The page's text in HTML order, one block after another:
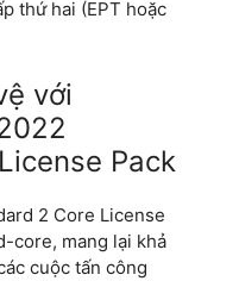
thứ hai (EPT hoặc
với
Pack
2 Core License
core, mang lại khả
cuộc tấn công